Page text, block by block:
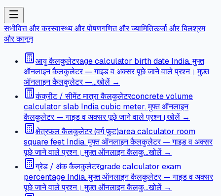
सभीवित्त और करस्वास्थ्य और पोषणगणित और ज्यामितिऊर्जा और बिलश्रम
और कानून
आयु कैलकुलेटरage calculator birth date India. मुफ्त
ऑनलाइन कैलकुलेटर — गाइड व अक्सर पूछे जाने वाले प्रश्न। मुफ़्त
ऑनलाइन कैलकुलेटर —…खोलें →
कंक्रीट / सीमेंट मात्रा कैलकुलेटरconcrete volume
calculator slab India cubic meter. मुफ्त ऑनलाइन
कैलकुलेटर — गाइड व अक्सर पूछे जाने वाले प्रश्न।खोलें →
क्षेत्रफल कैलकुलेटर (वर्ग फुट)area calculator room
square feet India. मुफ्त ऑनलाइन कैलकुलेटर — गाइड व अक्सर
पूछे जाने वाले प्रश्न। मुफ़्त ऑनलाइन कैलकु…खोलें →
ग्रेड / अंक कैलकुलेटरgrade calculator exam
percentage India. मुफ्त ऑनलाइन कैलकुलेटर — गाइड व अक्सर
पूछे जाने वाले प्रश्न। मुफ़्त ऑनलाइन कैलकु…खोलें →